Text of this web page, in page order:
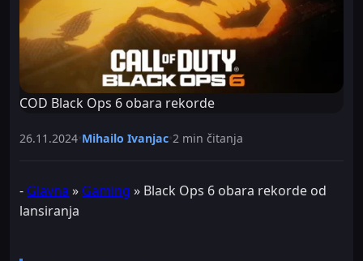
COD Black Ops 6 obara rekorde
26.11.2024 Mihailo Ivanjac 2 min čitanja
- Glavna » Gaming » Black Ops 6 obara rekorde od
lansiranja